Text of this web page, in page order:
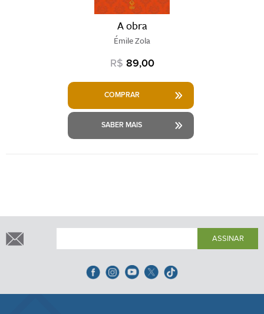
A obra
Émile Zola
R$ 89,00
COMPRAR
SABER MAIS
ASSINAR